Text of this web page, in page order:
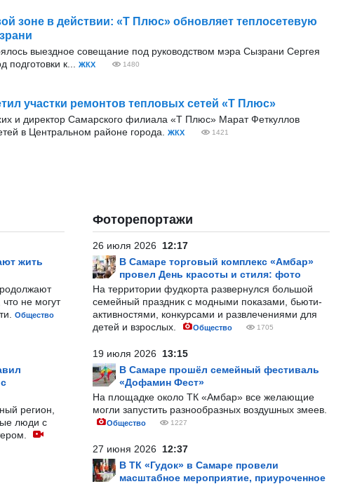
зоне в действии: «Т Плюс» обновляет теплосетевую
выездное совещание под руководством мэра Сызрани Сергея
подготовки к...
ЖКХ 1480
участки ремонтов тепловых сетей «Т Плюс»
и директор Самарского филиала «Т Плюс» Марат Феткуллов
в Центральном районе города.
ЖКХ 1421
жить
не могут
Общество
регион,
люди с
Фоторепортажи
26 июля 2026 12:17
В Самаре торговый комплекс «Амбар»
провел День красоты и стиля: фото
На территории фудкорта развернулся большой
семейный праздник с модными показами, бьюти-
активностями, конкурсами и развлечениями для
детей и взрослых.
Общество 1705
19 июля 2026 13:15
В Самаре прошёл семейный фестиваль
«Дофамин Фест»
На площадке около ТК «Амбар» все желающие
могли запустить разнообразных воздушных змеев.
Общество 1227
27 июня 2026 12:37
В ТК «Гудок» в Самаре провели
масштабное мероприятие, приуроченное